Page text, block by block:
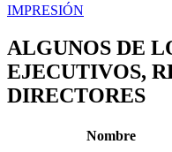
IMPRESIÓN
ALGUNOS DE
EJECUTIVOS,
DIRECTORES
Nombre